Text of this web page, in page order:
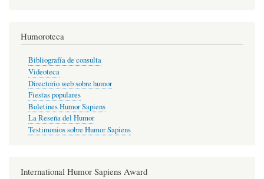
Humoroteca
Bibliografía de consulta
Videoteca
Directorio web sobre humor
Fiestas populares
Boletines Humor Sapiens
La Reseña del Humor
Testimonios sobre Humor Sapiens
International Humor Sapiens Award